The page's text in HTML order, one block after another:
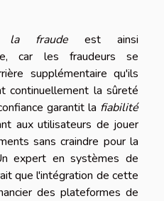
la fraudeest ainsi
car les fraudeurs se
supplémentaire qu'ils
continuellement la sûreté
garantit la fiabilité
aux utilisateurs de jouer
sans craindre pour la
expert en systèmes de
que l'intégration de cette
des plateformes de